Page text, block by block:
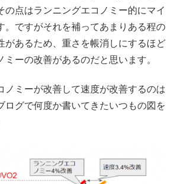
の点はランニングエコノミー的にマイ
。ですがそれを補ってあまりある程の
があるため、重さを帳消しにするほど
ミーの改善があるのだと思います。
ノミーが改善して速度が改善するのは
ログで何度か書いてきたいつもの図を